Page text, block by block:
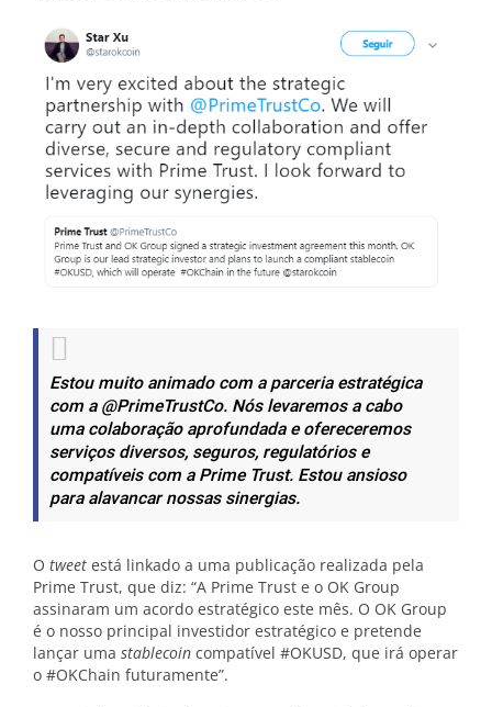
Estou muito animado com a parceria estratégica
com a @PrimeTrustCo. Nós levaremos a cabo
uma colaboração aprofundada e ofereceremos
serviços diversos, seguros, regulatórios e
compatíveis com a Prime Trust. Estou ansioso
para alavancar nossas sinergias.
O tweet está linkado a uma publicação realizada pela
Prime Trust, que diz: “A Prime Trust e o OK Group
assinaram um acordo estratégico este mês. O OK Group
é o nosso principal investidor estratégico e pretende
lançar uma stablecoin compatível #OKUSD, que irá operar
o #OKChain futuramente”.